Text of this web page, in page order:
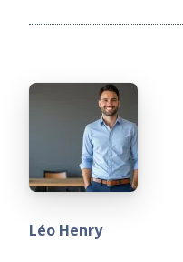
Léo Henry